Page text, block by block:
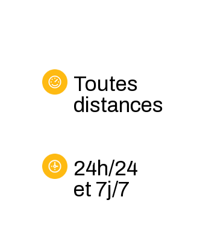
Toutes
distances
24h/24
et 7j/7